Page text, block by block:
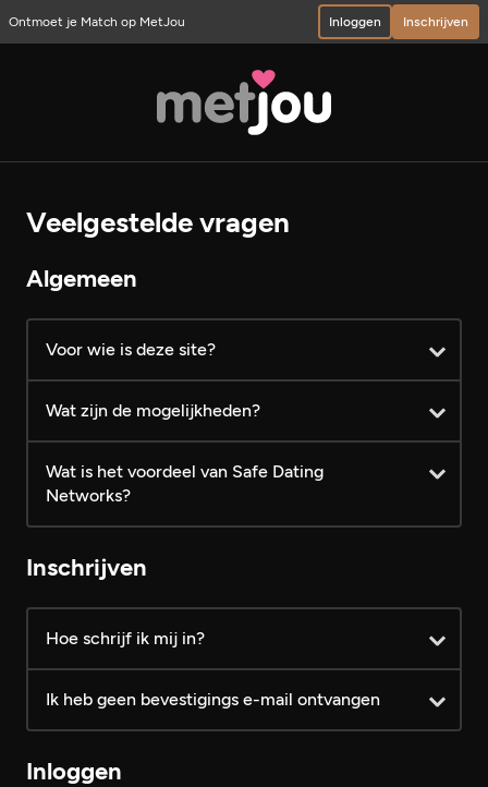
Ontmoet je Match op MetJou Inloggen Inschrijven
Veelgestelde vragen
Algemeen
Voor wie is deze site?
Wat zijn de mogelijkheden?
Profielen bekijken
FotoZapper gebruiken
Wat is het voordeel van Safe Dating
Networks?
Inschrijven
Hoe schrijf ik mij in?
Ik heb geen bevestigings e-mail ontvangen
Inloggen